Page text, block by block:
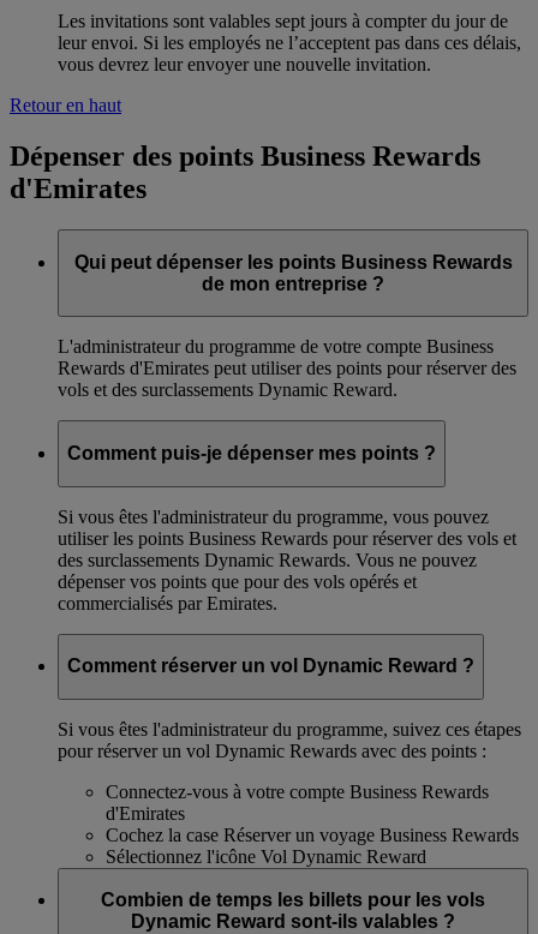
Les invitations sont valables sept jours à compter du jour de
leur envoi. Si les employés ne l’acceptent pas dans ces délais,
vous devrez leur envoyer une nouvelle invitation.
Retour en haut
Dépenser des points Business Rewards
d'Emirates
Qui peut dépenser les points Business Rewards
de mon entreprise ?
L'administrateur du programme de votre compte Business
Rewards d'Emirates peut utiliser des points pour réserver des
vols et des surclassements Dynamic Reward.
Comment puis-je dépenser mes points ?
Si vous êtes l'administrateur du programme, vous pouvez
utiliser les points Business Rewards pour réserver des vols et
des surclassements Dynamic Rewards. Vous ne pouvez
dépenser vos points que pour des vols opérés et
commercialisés par Emirates.
Comment réserver un vol Dynamic Reward ?
Si vous êtes l'administrateur du programme, suivez ces étapes
pour réserver un vol Dynamic Rewards avec des points :
Connectez-vous à votre compte Business Rewards
d'Emirates
Cochez la case Réserver un voyage Business Rewards
Sélectionnez l'icône Vol Dynamic Reward
Combien de temps les billets pour les vols
Dynamic Reward sont-ils valables ?